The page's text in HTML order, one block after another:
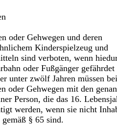
oder Gehwegen und deren
Kinderspielzeug und
sind verboten, wenn
oder Fußgänger gefährdet
unter zwölf Jahren müssen
oder Gehwegen mit den
Person, die das 16.
werden, wenn sie nicht
gemäß § 65 sind.